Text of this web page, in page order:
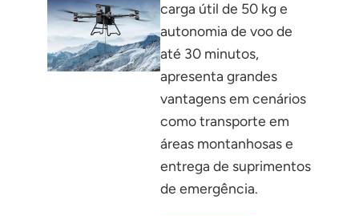
carga útil de 50 kg e
autonomia de voo de
até 30 minutos,
apresenta grandes
vantagens em cenários
como transporte em
áreas montanhosas e
entrega de suprimentos
de emergência.